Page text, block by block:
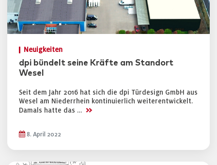
Neuigkeiten
dpi bündelt seine Kräfte am Standort
Wesel
Seit dem Jahr 2016 hat sich die dpi Türdesign GmbH aus
Wesel am Niederrhein kontinuierlich weiterentwickelt.
Damals hatte das … >>
8. April 2022